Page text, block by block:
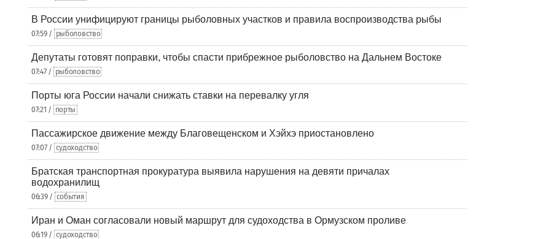
В России унифицируют границы рыболовных участков и правила воспроизводства рыбы
07:59 / рыболовство
Депутаты готовят поправки, чтобы спасти прибрежное рыболовство на Дальнем Востоке
07:47 / рыболовство
Порты юга России начали снижать ставки на перевалку угля
07:21 / порты
Пассажирское движение между Благовещенском и Хэйхэ приостановлено
07:07 / судоходство
Братская транспортная прокуратура выявила нарушения на девяти причалах
водохранилищ
06:39 / события
Иран и Оман согласовали новый маршрут для судоходства в Ормузском проливе
06:19 / судоходство